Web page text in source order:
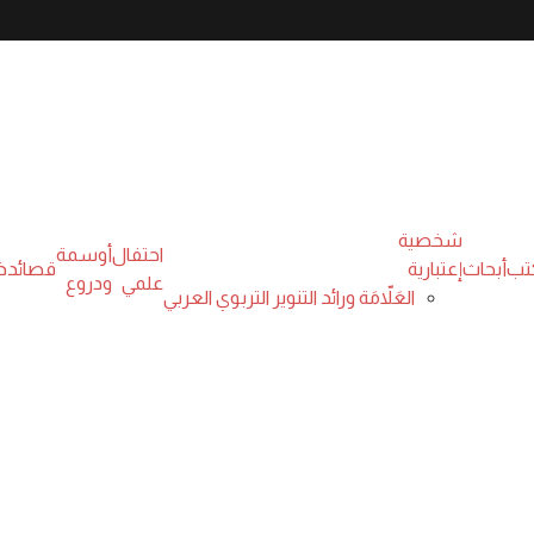
أبحاث
شخصية
إعتبارية
العَلاّمَة ورائد التنوير التربوي العربي
احتفال
علمي
أوسمة
ودروع
قصائد